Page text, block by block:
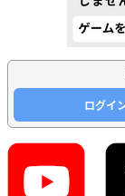
ログイ